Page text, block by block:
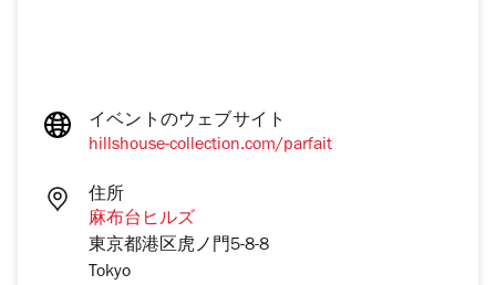
イベントのウェブサイト
hillshouse-collection.com/parfait
住所
麻布台ヒルズ
東京都港区虎ノ門5-8-8
Tokyo